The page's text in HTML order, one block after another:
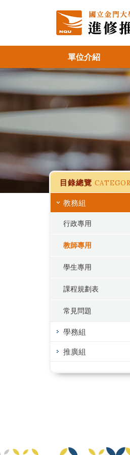
單位介紹
目錄總覽
教務組
行政專用
教師專用
學生專用
課程規劃表
常見問題
學務組
推廣組